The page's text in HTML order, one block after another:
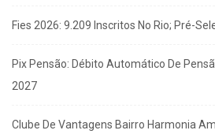
Fies 2026: 9.209 Inscritos No Rio; Pré-
Pix Pensão: Débito Automático De
2027
Clube De Vantagens Bairro Harmonia